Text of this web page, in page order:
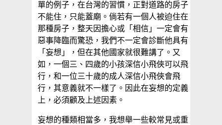
單的例子，在台灣的習慣，正對道路的房子
不能住，只能蓋廟。倘若有一個人被迫住在
那種房子，整天因擔心或「相信」一定會有
惡事降臨而驚恐，我們不一定會診斷他具有
「妄想」，但在其他國家就很難講了。又
如，一個三、四歲的小孩深信小飛俠可以飛
行，和一位三十歲的成人深信小飛俠會飛
行，其意義就不一樣了。因此在妄想的定義
上，必須顧及上述因素。
妄想的種類相當多，我想舉一些較常見或重